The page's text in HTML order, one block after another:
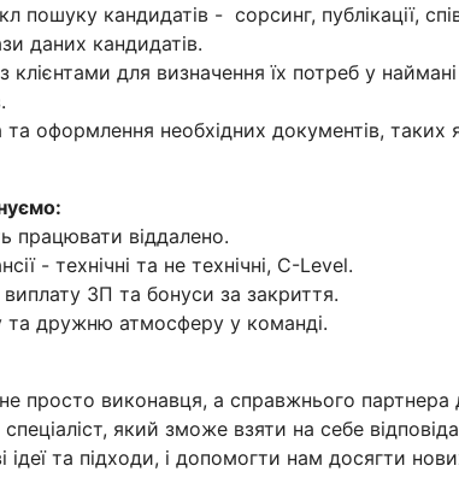
пошуку кандидатів - сорсинг, публікації,
даних кандидатів.
клієнтами для визначення їх потреб у
та оформлення необхідних документів, таких
працювати віддалено.
- технічні та не технічні, С-Level.
ЗП та бонуси за закриття.
та дружню атмосферу у команді.
просто виконавця, а справжнього партнера
який зможе взяти на себе
ідеї та підходи, і допомогти нам досягти